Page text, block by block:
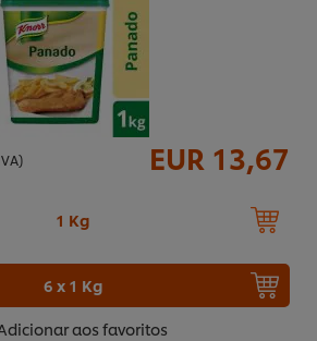
EUR 13,67
1 Kg
6 x 1 Kg
aos favoritos